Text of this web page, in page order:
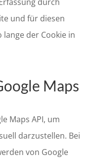
und für diesen
der Cookie in
Maps
Maps API, um
darzustellen. Bei
von Google